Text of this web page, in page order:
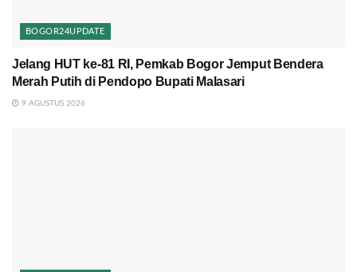
BOGOR24UPDATE
Jelang HUT ke-81 RI, Pemkab Bogor Jemput Bendera
Merah Putih di Pendopo Bupati Malasari
9 AGUSTUS 2026